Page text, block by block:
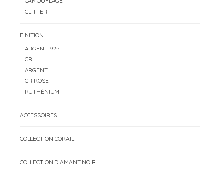
GLITTER
FINITION
ARGENT 925
OR
ARGENT
OR ROSE
RUTHÉNIUM
ACCESSOIRES
COLLECTION CORAIL
COLLECTION DIAMANT NOIR